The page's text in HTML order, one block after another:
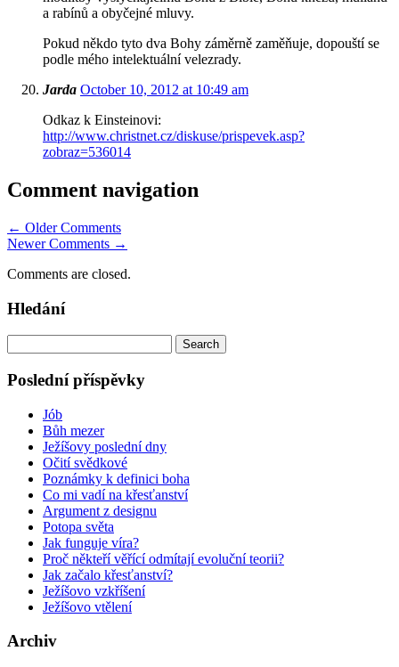
a rabínů a obyčejné mluvy.
Pokud někdo tyto dva Bohy záměrně zaměňuje, dopouští se
podle mého intelektuální velezrady.
Jarda October 10, 2012 at 10:49 am
Odkaz k Einsteinovi:
http://www.christnet.cz/diskuse/prispevek.asp?
zobraz=536014
Comment navigation
← Older Comments
Newer Comments →
Comments are closed.
Hledání
for:
Poslední příspěvky
Jób
Bůh mezer
Ježíšovy poslední dny
Očití svědkové
Poznámky k definici boha
Co mi vadí na křesťanství
Argument z designu
Potopa světa
Jak funguje víra?
Proč někteří věřící odmítají evoluční teorii?
Jak začalo křesťanství?
Ježíšovo vzkříšení
Ježíšovo vtělení
Archiv